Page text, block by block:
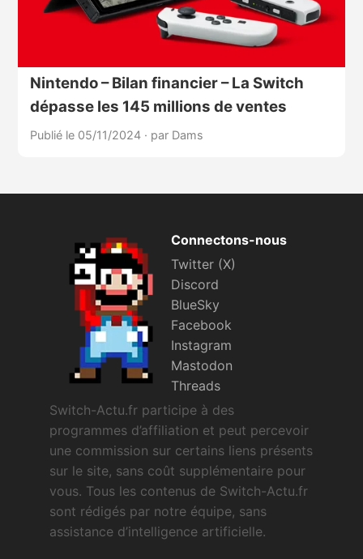
Nintendo – Bilan financier – La Switch
dépasse les 145 millions de ventes
Publié le 05/11/2024 · par Dams
Connectons-nous
Twitter (X)
Discord
BlueSky
Facebook
Instagram
Mastodon
Threads
Switch-Actu.fr participe à des
programmes d’affiliation et peut percevoir
une commission sur certains liens présents
sur le site, sans coût supplémentaire pour
vous. Tous les contenus de Switch-Actu.fr
sont rédigés par notre équipe, sans
assistance d’intelligence artificielle.